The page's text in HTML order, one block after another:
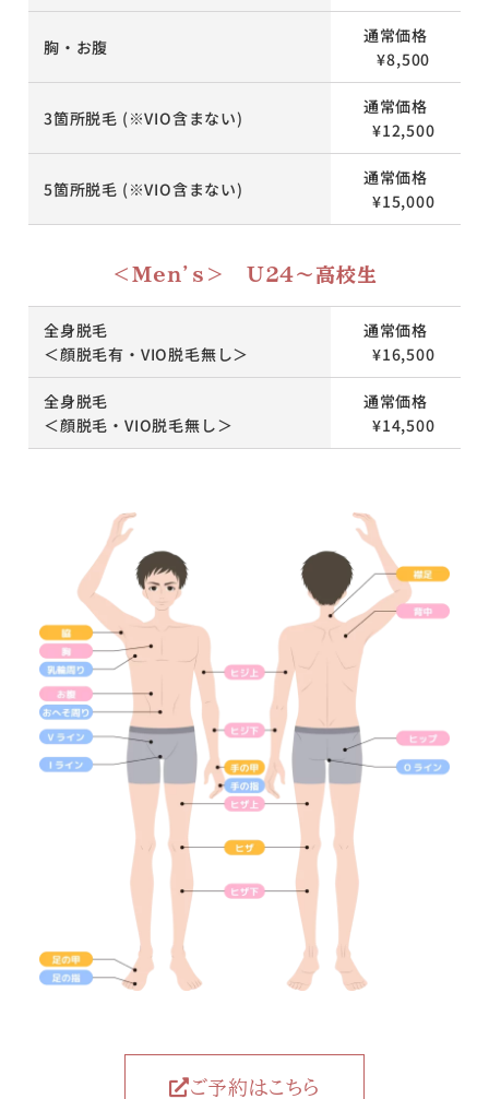
胸・お腹
通常価格
¥8,500
3箇所脱毛 (※VIO含まない)
通常価格
¥12,500
5箇所脱毛 (※VIO含まない)
通常価格
¥15,000
＜Men’s＞ U24～高校生
全身脱毛
＜顔脱毛有・VIO脱毛無し＞
通常価格
¥16,500
全身脱毛
＜顔脱毛・VIO脱毛無し＞
通常価格
¥14,500
ご予約はこちら